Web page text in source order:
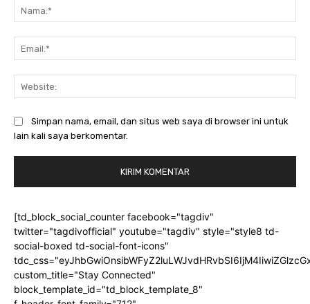
Simpan nama, email, dan situs web saya di browser ini untuk
lain kali saya berkomentar.
[td_block_social_counter facebook="tagdiv"
twitter="tagdivofficial" youtube="tagdiv" style="style8 td-
social-boxed td-social-font-icons"
custom_title="Stay Connected"
block_template_id="td_block_template_8"